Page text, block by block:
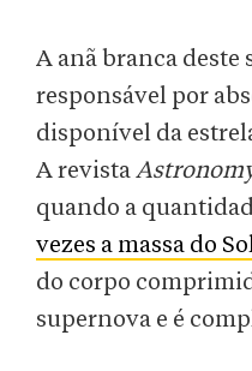
A anã branca deste
responsável por
disponível da
A revista
quando a
vezes a massa do
do corpo
supernova e é